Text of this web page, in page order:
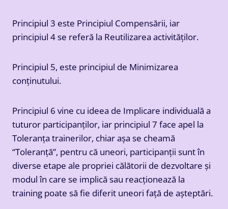
Principiul 3 este Principiul Compensării, iar
principiul 4 se referă la Reutilizarea activităților.
Principiul 5, este principiul de Minimizarea
conținutului.
Principiul 6 vine cu ideea de Implicare individuală a
tuturor participanților, iar principiul 7 face apel la
Toleranța trainerilor, chiar așa se cheamă
“Toleranță”, pentru că uneori, participanții sunt în
diverse etape ale propriei călătorii de dezvoltare și
modul în care se implică sau reacționează la
training poate să fie diferit uneori față de așteptări.